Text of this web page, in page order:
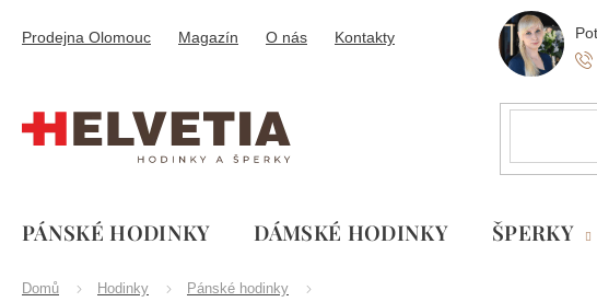
obsah
Prodejna Olomouc Magazín O nás Kontakty
PÁNSKÉ HODINKY DÁMSKÉ HODINKY ŠPERKY
Domů Hodinky Pánské hodinky